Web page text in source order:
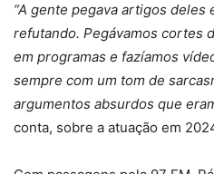
“A gente pegava artigos deles
refutando. Pegávamos cortes
em programas e fazíamos
sempre com um tom de
argumentos absurdos que
conta, sobre a atuação em